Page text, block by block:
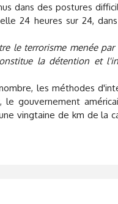
dans des postures
24 heures sur 24,
le terrorisme menée
la détention et
les méthodes
le gouvernement
vingtaine de km de la